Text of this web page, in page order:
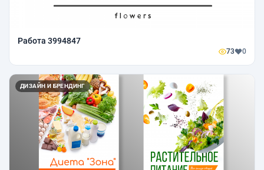
Работа 3994847
73 0
ДИЗАЙН И БРЕНДИНГ